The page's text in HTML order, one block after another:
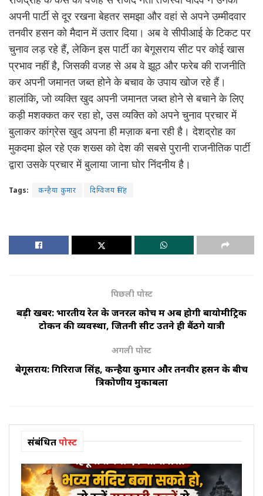
अपनी पार्टी से दूर रखना बेहतर समझा और वहां से अपने उम्मीदवार
तनवीर हसन को मैदान में उतार दिया। अब वे सीपीआई के टिकट पर
चुनाव लड़ रहे हैं, लेकिन इस पार्टी का बेगूसराय सीट पर कोई खास
प्रभाव नहीं है, जिसकी वजह से अब वे झूठ और फरेब की राजनीति
कर अपनी जमानत जब्त होने के बचाव के उपाय खोज रहे हैं।
हालांकि, जो व्यक्ति खुद अपनी जमानत जब्त होने से बचाने के लिए
कड़ी मशक्कत कर रहा हो, उस व्यक्ति को अपने चुनाव प्रचार में
बुलाकर कांग्रेस खुद अपना ही मज़ाक बना रही है। देशद्रोह का
मुकदमा झेल रहे एक शख्स को देश की सबसे पुरानी राजनीतिक पार्टी
द्वारा उसके प्रचार में बुलाया जाना घोर निंदनीय है।
Tags: कन्हैया कुमार दिग्विजय सिंह
पिछली पोस्ट
बड़ी खबर: भारतीय रेल के जनरल कोच में अब होगी बायोमीट्रिक
टोकन की व्यवस्था, जितनी सीटें उतने ही बैंठेंगे यात्री
अगली पोस्ट
बेगूसराय: गिरिराज सिंह, कन्हैया कुमार और तनवीर हसन के बीच
त्रिकोणीय मुकाबला
संबंधितपोस्ट